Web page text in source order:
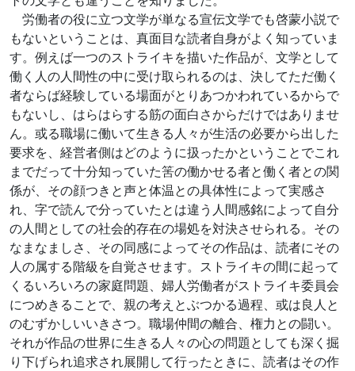
労働者の役に立つ文学が単なる宣伝文学でも啓蒙小説で
もないということは、真面目な読者自身がよく知っていま
す。例えば一つのストライキを描いた作品が、文学として
働く人の人間性の中に受け取られるのは、決してただ働く
者ならば経験している場面がとりあつかわれているからで
もないし、はらはらする筋の面白さからだけではありませ
ん。或る職場に働いて生きる人々が生活の必要から出した
要求を、経営者側はどのように扱ったかということでこれ
までだって十分知っていた筈の働かせる者と働く者との関
係が、その顔つきと声と体温との具体性によって実感さ
れ、字で読んで分っていたとは違う人間感銘によって自分
の人間としての社会的存在の場処を対決させられる。その
なまなましさ、その同感によってその作品は、読者にその
人の属する階級を自覚させます。ストライキの間に起って
くるいろいろの家庭問題、婦人労働者がストライキ委員会
につめきることで、親の考えとぶつかる過程、或は良人と
のむずかしいいきさつ。職場仲間の離合、権力との闘い。
それが作品の世界に生きる人々の心の問題としても深く掘
り下げられ追求され展開して行ったときに、読者はその作